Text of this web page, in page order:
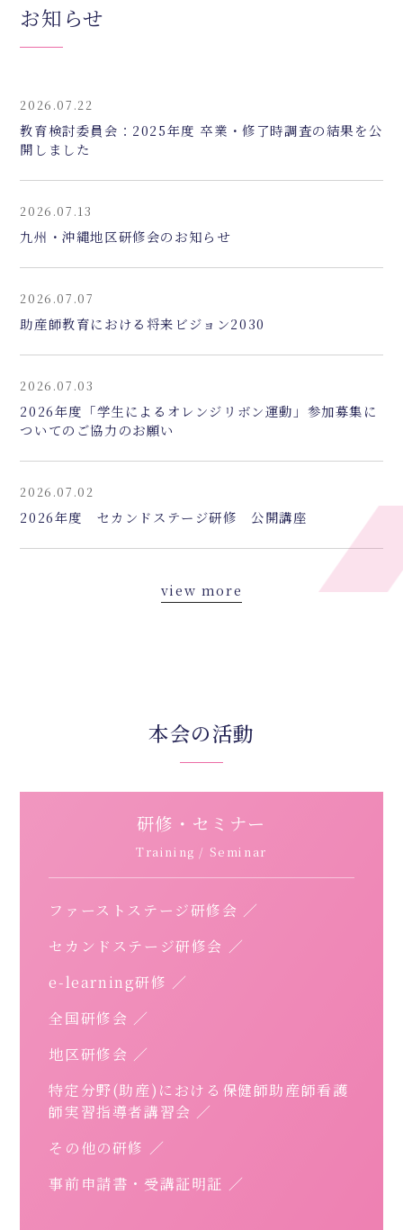
お知らせ
2026.07.22
教育検討委員会：2025年度 卒業・修了時調査の結果を公
開しました
2026.07.13
九州・沖縄地区研修会のお知らせ
2026.07.07
助産師教育における将来ビジョン2030
2026.07.03
2026年度「学生によるオレンジリボン運動」参加募集に
ついてのご協力のお願い
2026.07.02
2026年度 セカンドステージ研修 公開講座
view more
本会の活動
研修・セミナー
Training / Seminar
ファーストステージ研修会
セカンドステージ研修会
e-learning研修
全国研修会
地区研修会
特定分野(助産)における 保健師助産師看護
師実習指導者講習会
その他の研修
事前申請書・受講証明証